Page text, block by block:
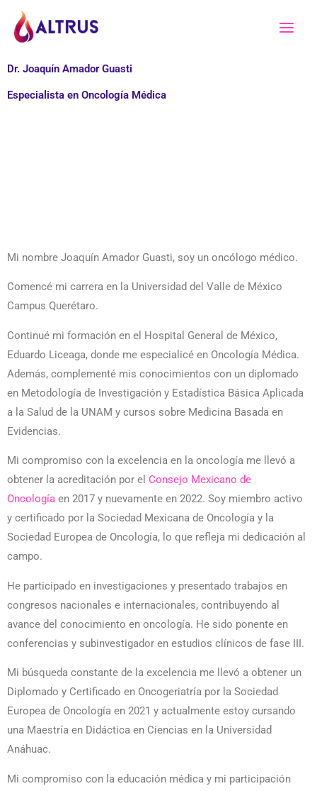
contenido
Dr. Joaquín Amador Guasti
Especialista en Oncología Médica
Mi nombre Joaquín Amador Guasti, soy un oncólogo médico.
Comencé mi carrera en la Universidad del Valle de México
Campus Querétaro.
Continué mi formación en el Hospital General de México,
Eduardo Liceaga, donde me especialicé en Oncología Médica.
Además, complementé mis conocimientos con un diplomado
en Metodología de Investigación y Estadística Básica Aplicada
a la Salud de la UNAM y cursos sobre Medicina Basada en
Evidencias.
Mi compromiso con la excelencia en la oncología me llevó a
obtener la acreditación por el Consejo Mexicano de
Oncología en 2017 y nuevamente en 2022. Soy miembro activo
y certificado por la Sociedad Mexicana de Oncología y la
Sociedad Europea de Oncología, lo que refleja mi dedicación al
campo.
He participado en investigaciones y presentado trabajos en
congresos nacionales e internacionales, contribuyendo al
avance del conocimiento en oncología. He sido ponente en
conferencias y subinvestigador en estudios clínicos de fase III.
Mi búsqueda constante de la excelencia me llevó a obtener un
Diplomado y Certificado en Oncogeriatría por la Sociedad
Europea de Oncología en 2021 y actualmente estoy cursando
una Maestría en Didáctica en Ciencias en la Universidad
Anáhuac.
Mi compromiso con la educación médica y mi participación